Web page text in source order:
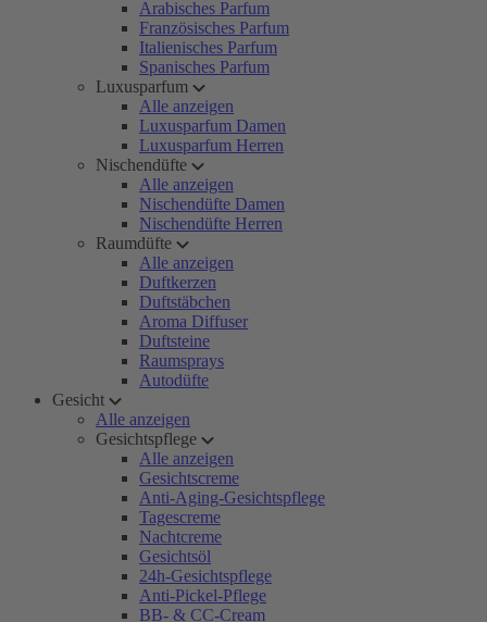
Arabisches Parfum
Französisches Parfum
Italienisches Parfum
Spanisches Parfum
Luxusparfum
Alle anzeigen
Luxusparfum Damen
Luxusparfum Herren
Nischendüfte
Alle anzeigen
Nischendüfte Damen
Nischendüfte Herren
Raumdüfte
Alle anzeigen
Duftkerzen
Duftstäbchen
Aroma Diffuser
Duftsteine
Raumsprays
Autodüfte
Gesicht
Alle anzeigen
Gesichtspflege
Alle anzeigen
Gesichtscreme
Anti-Aging-Gesichtspflege
Tagescreme
Nachtcreme
Gesichtsöl
24h-Gesichtspflege
Anti-Pickel-Pflege
BB- & CC-Cream